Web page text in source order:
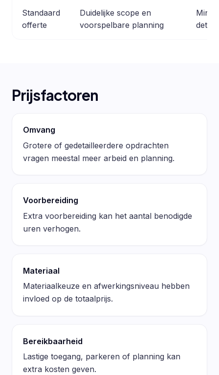
Standaard
offerte
Duidelijke scope en
voorspelbare planning
Prijsfactoren
Omvang
Grotere of gedetailleerdere opdrachten
vragen meestal meer arbeid en planning.
Voorbereiding
Extra voorbereiding kan het aantal benodigde
uren verhogen.
Materiaal
Materiaalkeuze en afwerkingsniveau hebben
invloed op de totaalprijs.
Bereikbaarheid
Lastige toegang, parkeren of planning kan
extra kosten geven.